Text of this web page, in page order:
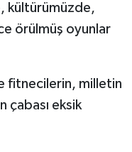
kültürümüzde,
örülmüş oyunlar
fitnecilerin, milletin
çabası eksik